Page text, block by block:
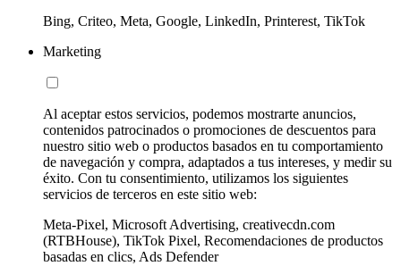
Bing, Criteo, Meta, Google, LinkedIn, Printerest, TikTok
Marketing
Al aceptar estos servicios, podemos mostrarte anuncios,
contenidos patrocinados o promociones de descuentos para
nuestro sitio web o productos basados en tu comportamiento
de navegación y compra, adaptados a tus intereses, y medir su
éxito. Con tu consentimiento, utilizamos los siguientes
servicios de terceros en este sitio web:
Meta-Pixel, Microsoft Advertising, creativecdn.com
(RTBHouse), TikTok Pixel, Recomendaciones de productos
basadas en clics, Ads Defender